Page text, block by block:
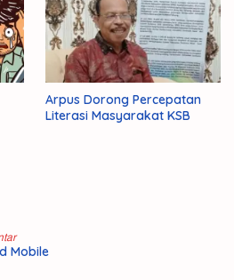
Arpus Dorong Percepatan
Literasi Masyarakat KSB
Mobile